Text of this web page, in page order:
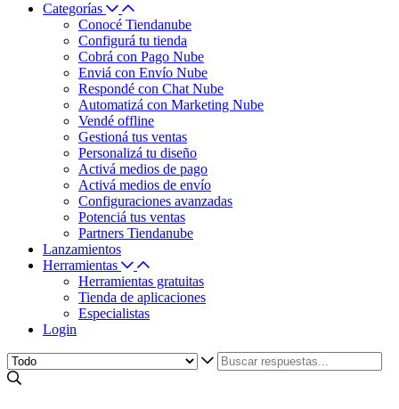
Categorías
Conocé Tiendanube
Configurá tu tienda
Cobrá con Pago Nube
Enviá con Envío Nube
Respondé con Chat Nube
Automatizá con Marketing Nube
Vendé offline
Gestioná tus ventas
Personalizá tu diseño
Activá medios de pago
Activá medios de envío
Configuraciones avanzadas
Potenciá tus ventas
Partners Tiendanube
Lanzamientos
Herramientas
Herramientas gratuitas
Tienda de aplicaciones
Especialistas
Login